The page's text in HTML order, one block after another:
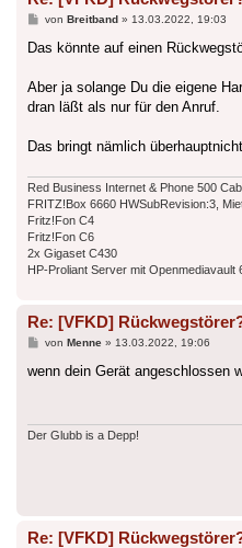
Beitrag
von Breitband» 13.03.2022, 19:03
Das könnte auf einen
Aber ja solange Du die eigene
dran läßt als nur für den Anruf.
Das bringt nämlich
Red Business Internet & Phone 500
FRITZ!Box 6660 HWSubRevision:3,
Fritz!Fon C4
Fritz!Fon C6
2x Gigaset C430
HP-Proliant Server mit Openmediavault
Re: [VFKD]
Beitrag
von Menne» 13.03.2022, 19:06
wenn dein Gerät angeschlossen
Der Glubb is a Depp!
Re: [VFKD]